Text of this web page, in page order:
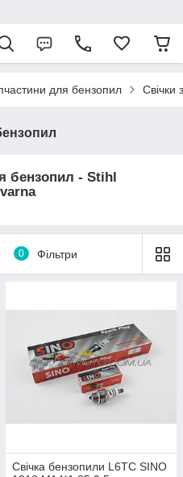
для бензопил Свічки
бензопил - Stihl
0 Фільтри
Свічка бензопили L6TC SINO